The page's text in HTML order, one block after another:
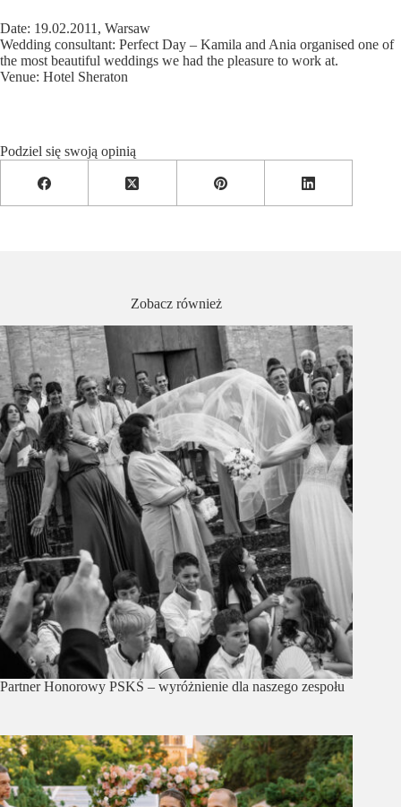
Date: 19.02.2011, Warsaw
Wedding consultant: Perfect Day – Kamila and Ania organised one of
the most beautiful weddings we had the pleasure to work at.
Venue: Hotel Sheraton
Podziel się swoją opinią
Zobacz również
Partner Honorowy PSKŚ – wyróżnienie dla naszego zespołu